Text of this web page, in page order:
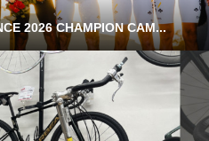
2026 CHAMPION CAM...